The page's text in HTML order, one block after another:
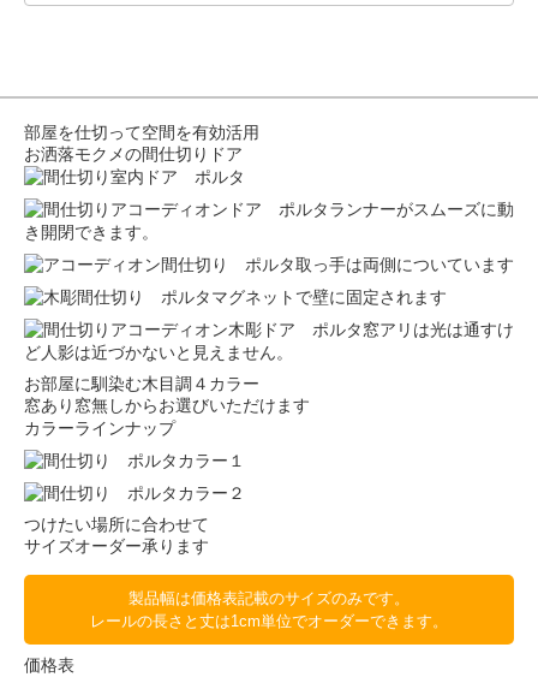
部屋を仕切って空間を有効活用
お洒落モクメの間仕切りドア
ランナーがスムーズに動
き開閉できます。
取っ手は両側についています
マグネットで壁に固定されます
窓アリは光は通すけ
ど人影は近づかないと見えません。
お部屋に馴染む木目調４カラー
窓あり窓無しからお選びいただけます
カラーラインナップ
つけたい場所に合わせて
サイズオーダー承ります
製品幅は価格表記載のサイズのみです。
レールの長さと丈は1cm単位でオーダーできます。
価格表